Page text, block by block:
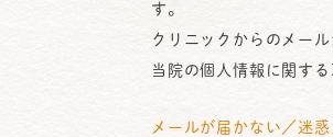
す。
クリニックからのメー
当院の個人情報に関す
メールが届かない／迷